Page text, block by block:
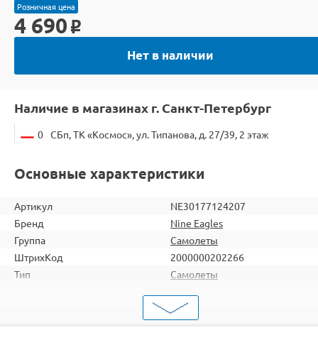
Розничная цена
4 690 o
Нет в наличии
Наличие в магазинах г. Санкт-Петербург
0 СБп, ТК «Космос», ул. Типанова, д. 27/39, 2 этаж
Основные характеристики
Артикул
NE30177124207
Бренд
Nine Eagles
Группа
Самолеты
ШтрихКод
2000000202266
Тип
Самолеты
Пилотажные